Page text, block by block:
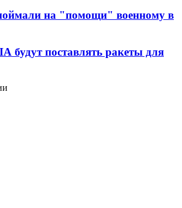
на "помощи" военному в
будут поставлять ракеты для